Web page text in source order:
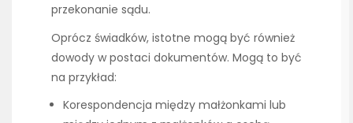
przekonanie sądu.
Oprócz świadków, istotne mogą być również
dowody w postaci dokumentów. Mogą to być
na przykład:
Korespondencja między małżonkami lub